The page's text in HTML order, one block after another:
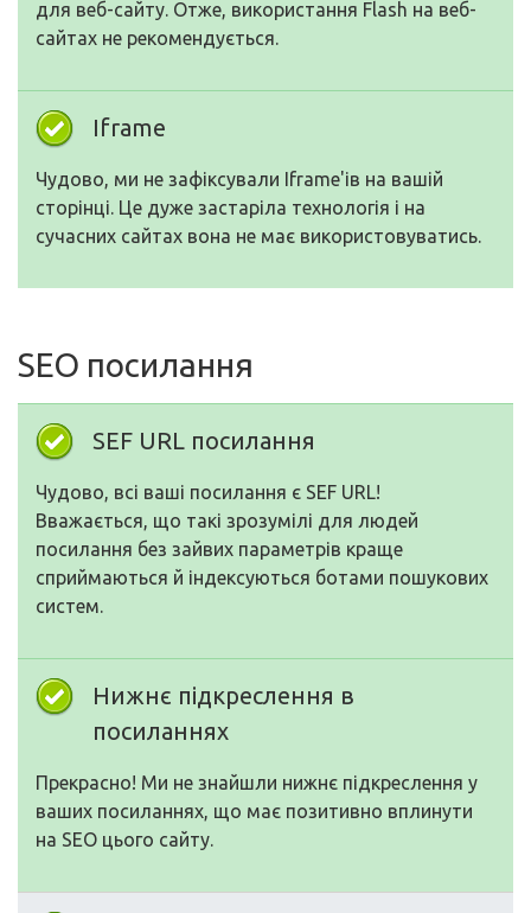
для веб-сайту. Отже, використання Flash на веб-
сайтах не рекомендується.
Iframe
Чудово, ми не зафіксували Iframe'ів на вашій
сторінці. Це дуже застаріла технологія і на
сучасних сайтах вона не має використовуватись.
SEO посилання
SEF URL посилання
Чудово, всі ваші посилання є SEF URL!
Вважається, що такі зрозумілі для людей
посилання без зайвих параметрів краще
сприймаються й індексуються ботами пошукових
систем.
Нижнє підкреслення в
посиланнях
Прекрасно! Ми не знайшли нижнє підкреслення у
ваших посиланнях, що має позитивно вплинути
на SEO цього сайту.